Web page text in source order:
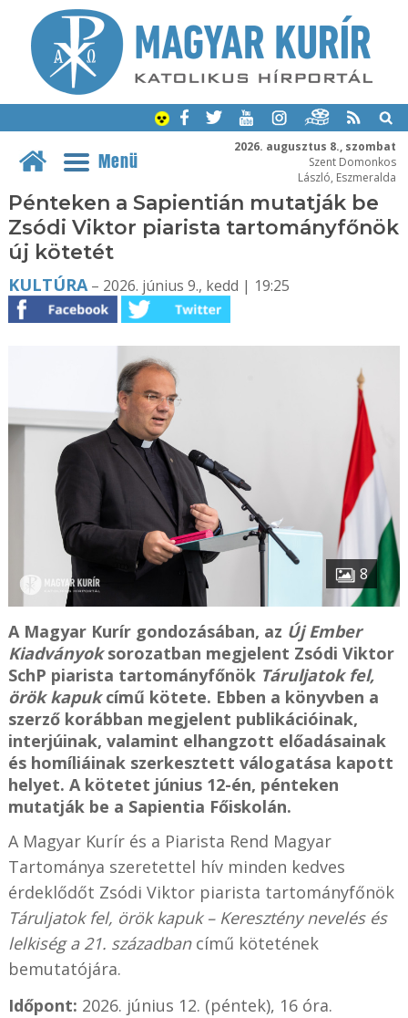
2026. augusztus 8., szombat
Szent Domonkos
László, Eszmeralda
Menü
Pénteken a Sapientián mutatják be
Zsódi Viktor piarista tartományfőnök
új kötetét
KULTÚRA– 2026. június 9., kedd | 19:25
8
A Magyar Kurír gondozásában, az Új Ember
Kiadványoksorozatban megjelent Zsódi Viktor
SchP piarista tartományfőnök Táruljatok fel,
örök kapukcímű kötete. Ebben a könyvben a
szerző korábban megjelent publikációinak,
interjúinak, valamint elhangzott előadásainak
és homíliáinak szerkesztett válogatása kapott
helyet. A kötetet június 12-én, pénteken
mutatják be a Sapientia Főiskolán.
A Magyar Kurír és a Piarista Rend Magyar
Tartománya szeretettel hív minden kedves
érdeklődőt Zsódi Viktor piarista tartományfőnök
Táruljatok fel, örök kapuk – Keresztény nevelés és
lelkiség a 21. századbancímű kötetének
bemutatójára.
Időpont: 2026. június 12. (péntek), 16 óra.